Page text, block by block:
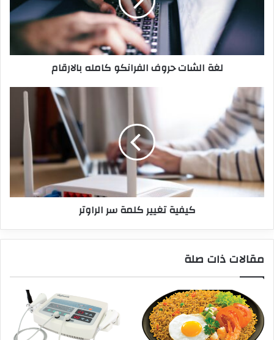
لغة الشات حروف الفرانكو كامله بالارقام
كيفية تغيير كلمة سر الراوتر
مقالات ذات صلة